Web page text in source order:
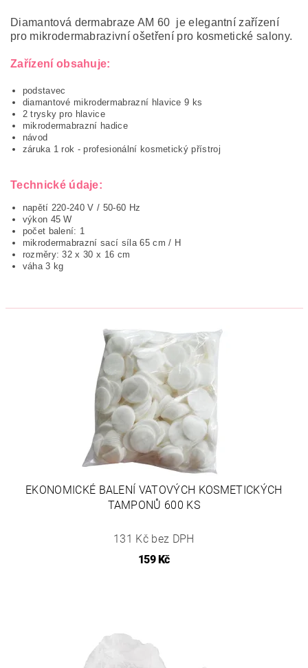
Diamantová dermabraze AM 60 je elegantní zařízení
pro mikrodermabrazivní ošetření pro kosmetické salony.
Zařízení obsahuje:
podstavec
diamantové mikrodermabrazní hlavice 9 ks
2 trysky pro hlavice
mikrodermabrazní hadice
návod
záruka 1 rok - profesionální kosmetický přístroj
Technické údaje:
napětí 220-240 V / 50-60 Hz
výkon 45 W
počet balení: 1
mikrodermabrazní sací síla 65 cm / H
rozměry: 32 x 30 x 16 cm
váha 3 kg
EKONOMICKÉ BALENÍ VATOVÝCH KOSMETICKÝCH
TAMPONŮ 600 KS
131 Kč bez DPH
159 Kč